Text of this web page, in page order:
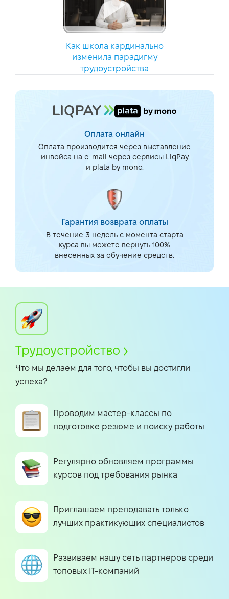
Как школа кардинально
изменила парадигму
трудоустройства
Оплата онлайн
Оплата производится через выставление
инвойса на e-mail через сервисы LiqPay
и plata by mono.
Гарантия возврата оплаты
В течение 3 недель с момента старта
курса вы можете вернуть 100%
внесенных за обучение средств.
Трудоустройство
Что мы делаем для того, чтобы вы достигли
успеха?
Проводим мастер-классы по
подготовке резюме и поиску работы
Регулярно обновляем программы
курсов под требования рынка
Приглашаем преподавать только
лучших практикующих специалистов
Развиваем нашу сеть партнеров среди
топовых IT-компаний